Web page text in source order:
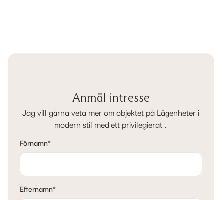
Anmäl intresse
Jag vill gärna veta mer om objektet på Lägenheter i
modern stil med ett privilegierat ..
Förnamn*
Efternamn*